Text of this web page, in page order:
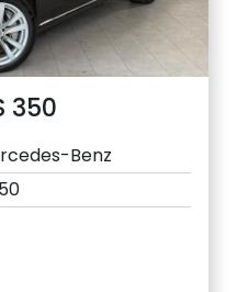
350
Benz